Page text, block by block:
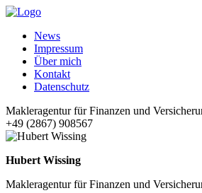
News
Impressum
Über mich
Kontakt
Datenschutz
Makleragentur für Finanzen und
+49 (2867) 908567
Hubert Wissing
Makleragentur für Finanzen und